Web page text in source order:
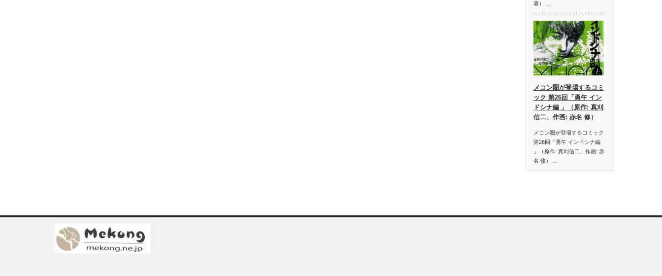
著） …
メコン圏が登場するコミ
ック 第26回「勇午 イン
ドシナ編 」（原作: 真刈
信二、作画: 赤名 修）
メコン圏が登場するコミック
第26回「勇午 インドシナ編
」（原作: 真刈信二、作画: 赤
名 修） …